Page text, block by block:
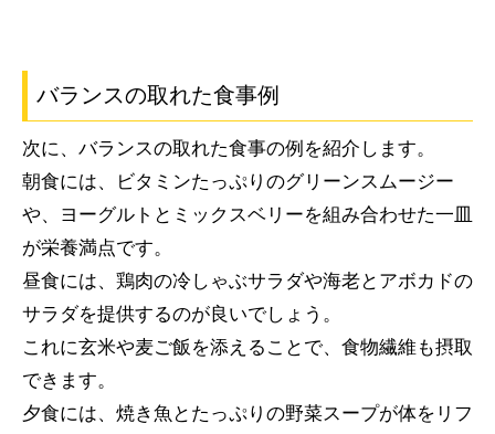
バランスの取れた食事例
次に、バランスの取れた食事の例を紹介します。
朝食には、ビタミンたっぷりのグリーンスムージー
や、ヨーグルトとミックスベリーを組み合わせた一皿
が栄養満点です。
昼食には、鶏肉の冷しゃぶサラダや海老とアボカドの
サラダを提供するのが良いでしょう。
これに玄米や麦ご飯を添えることで、食物繊維も摂取
できます。
夕食には、焼き魚とたっぷりの野菜スープが体をリフ